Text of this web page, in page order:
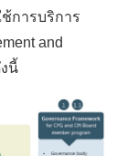
การบริการ
and
นี้